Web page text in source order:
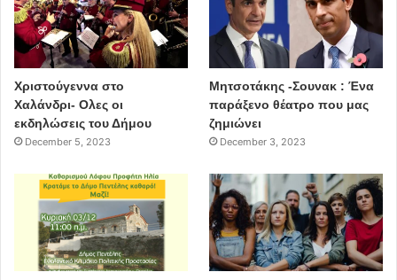
Χριστούγεννα στο
Χαλάνδρι- Ολες οι
εκδηλώσεις του Δήμου
December 5, 2023
Μητσοτάκης -Σουνακ : Ένα
παράξενο θέατρο που μας
ζημιώνει
December 3, 2023